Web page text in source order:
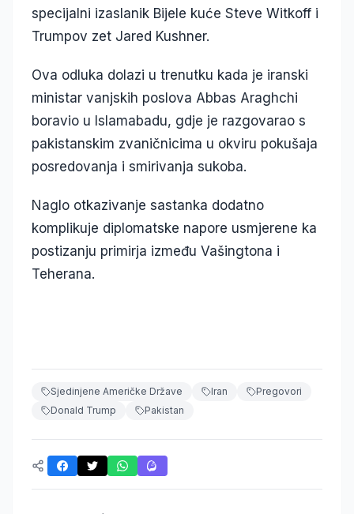
specijalni izaslanik Bijele kuće Steve Witkoff i
Trumpov zet Jared Kushner.
Ova odluka dolazi u trenutku kada je iranski
ministar vanjskih poslova Abbas Araghchi
boravio u Islamabadu, gdje je razgovarao s
pakistanskim zvaničnicima u okviru pokušaja
posredovanja i smirivanja sukoba.
Naglo otkazivanje sastanka dodatno
komplikuje diplomatske napore usmjerene ka
postizanju primirja između Vašingtona i
Teherana.
Sjedinjene Američke Države Iran
Pregovori
Donald Trump
Pakistan